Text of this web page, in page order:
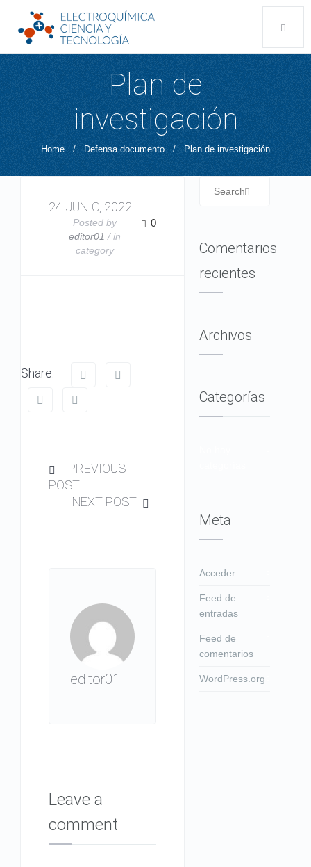
Plan de
investigación
Home / Defensa documento / Plan de investigación
24 JUNIO, 2022
Posted by
editor01 / in
category
0
Share:
PREVIOUS
POST
NEXT POST
editor01
Leave a
comment
Comentarios
recientes
Archivos
Categorías
Meta
Acceder
Feed de
entradas
Feed de
comentarios
WordPress.org